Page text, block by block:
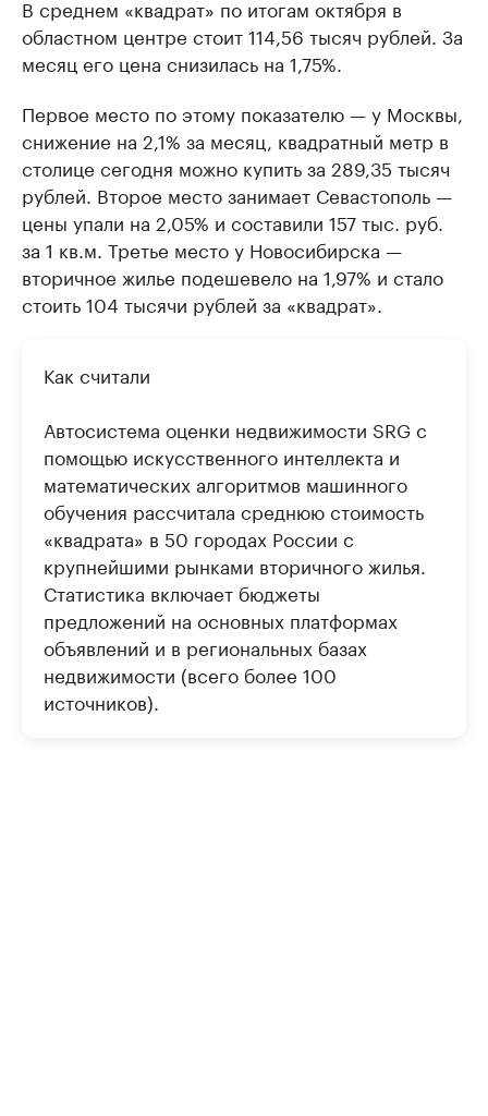
В среднем «квадрат» по итогам октября в
областном центре стоит 114,56 тысяч рублей. За
месяц его цена снизилась на 1,75%.
Первое место по этому показателю — у Москвы,
снижение на 2,1% за месяц, квадратный метр в
столице сегодня можно купить за 289,35 тысяч
рублей. Второе место занимает Севастополь —
цены упали на 2,05% и составили 157 тыс. руб.
за 1 кв.м. Третье место у Новосибирска —
вторичное жилье подешевело на 1,97% и стало
стоить 104 тысячи рублей за «квадрат».
Как считали
Автосистема оценки недвижимости SRG с
помощью искусственного интеллекта и
математических алгоритмов машинного
обучения рассчитала среднюю стоимость
«квадрата» в 50 городах России с
крупнейшими рынками вторичного жилья.
Статистика включает бюджеты
предложений на основных платформах
объявлений и в региональных базах
недвижимости (всего более 100
источников).